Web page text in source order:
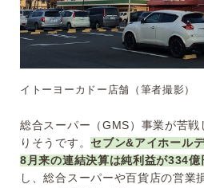
イトーヨーカドー店舗（筆者撮影）
総合スーパー（GMS）事業が苦
りそうです。 セブン&アイホール
8月来の連結決算は純利益が334
し、総合スーパーや百貨店の営業